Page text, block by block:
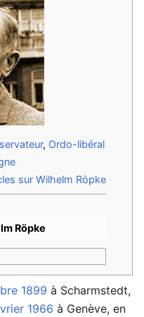
, Ordo-libéral
sur Wilhelm Röpke
Röpke
1899 à Scharmstedt,
1966 à Genève, en